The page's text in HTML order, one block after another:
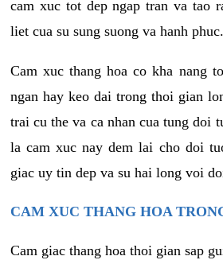
cam xuc tot dep ngap tran va tao
liet cua su sung suong va hanh phuc.
Cam xuc thang hoa co kha nang
ngan hay keo dai trong thoi gian
trai cu the va ca nhan cua tung doi
la cam xuc nay dem lai cho doi
giac uy tin dep va su hai long voi
CAM XUC THANG HOA
Cam giac thang hoa thoi gian sap